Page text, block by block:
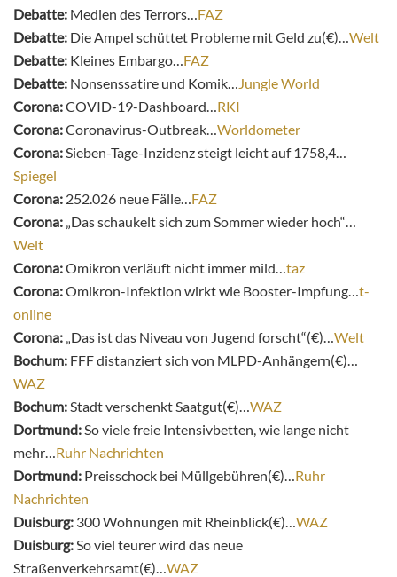
Debatte: Medien des Terrors…FAZ
Debatte: Die Ampel schüttet Probleme mit Geld zu(€)…Welt
Debatte: Kleines Embargo…FAZ
Debatte: Nonsenssatire und Komik…Jungle World
Corona:COVID-19-Dashboard…RKI
Corona:Coronavirus-Outbreak…Worldometer
Corona:Sieben-Tage-Inzidenz steigt leicht auf 1758,4…
Spiegel
Corona: 252.026 neue Fälle…FAZ
Corona: „Das schaukelt sich zum Sommer wieder hoch“…
Welt
Corona:Omikron verläuft nicht immer mild…taz
Corona:Omikron-Infektion wirkt wie Booster-Impfung…t-
online
Corona: „Das ist das Niveau von Jugend forscht“(€)…Welt
Bochum: FFF distanziert sich von MLPD-Anhängern(€)…
WAZ
Bochum:Stadt verschenkt Saatgut(€)…WAZ
Dortmund:So viele freie Intensivbetten, wie lange nicht
mehr…Ruhr Nachrichten
Dortmund: Preisschock bei Müllgebühren(€)…Ruhr
Nachrichten
Duisburg: 300 Wohnungen mit Rheinblick(€)…WAZ
Duisburg:So viel teurer wird das neue
Straßenverkehrsamt(€)…WAZ